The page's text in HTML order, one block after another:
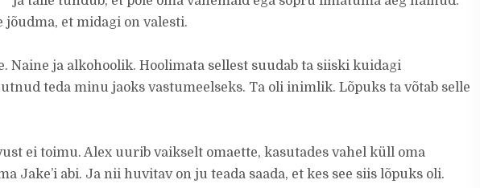
et midagi on valesti.
Naine ja alkohoolik. Hoolimata sellest suudab ta siiski kuidagi
teda minu jaoks vastumeelseks. Ta oli inimlik. Lõpuks ta võtab selle
ei toimu. Alex uurib vaikselt omaette, kasutades vahel küll oma
Jake’i abi. Ja nii huvitav on ju teada saada, et kes see siis lõpuks oli.